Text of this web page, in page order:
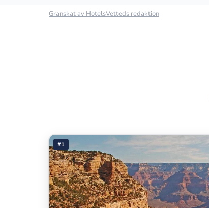
Granskat av HotelsVetteds redaktion
#1